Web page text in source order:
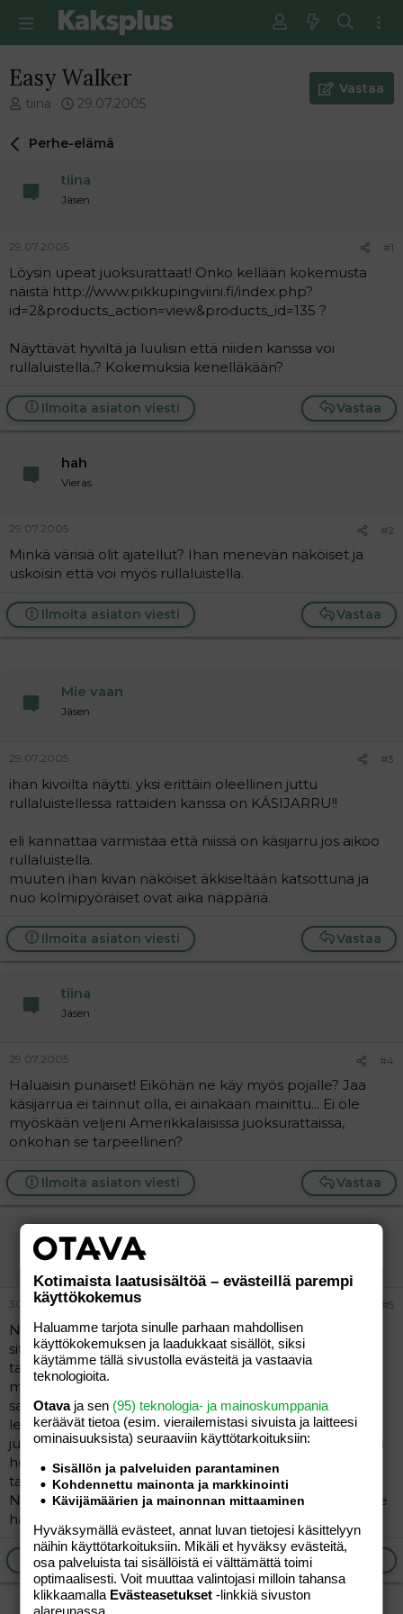
Easy Walker
V
e
i
t
u
n
a
o
i
t
t
a
j
tiina
E
s
m
ä
n
v
i
s
t
i
29.07.2005
Vastaa
Perhe-elämä
tiina
Jäsen
29.07.2005 #1
Löysin upeat juoksurattaat! Onko kellään kokemusta
näistä http://www.pikkupingviini.fi/index.php?
id=2&products_action=view&products_id=135 ?
Näyttävät hyviltä ja luulisin että niiden kanssa voi
rullaluistella..? Kokemuksia kenelläkään?
Vastaa
Ilmoita asiaton viesti
hah
Vieras
29.07.2005 #2
Minkä värisiä olit ajatellut? Ihan menevän näköiset ja
uskoisin että voi myös rullaluistella.
Vastaa
Ilmoita asiaton viesti
Mie vaan
Jäsen
29.07.2005 #3
ihan kivoilta näytti. yksi erittäin oleellinen juttu
rullaluistellessa rattaiden kanssa on KÄSIJARRU!!
eli kannattaa varmistaa että niissä on käsijarru jos aikoo
rullaluistella.
muuten ihan kivan näköiset äkkiseltään katsottuna ja
nuo kolmipyöräiset ovat aika näppäriä.
Vastaa
Ilmoita asiaton viesti
tiina
Jäsen
29.07.2005 #4
Haluaisin punaiset! Eiköhän ne käy myös pojalle? Jaa
käsijarrua ei tainnut olla, ei ainakaan mainittu... Ei ole
myöskään veljeni Amerikkalaisissa juoksurattaissa,
onkohan se tarpeellinen?
Vastaa
Ilmoita asiaton viesti
Liinu
Jäsen
30.07.2005 #5
Nuohan ovat ne samat rattaat joita Brio myi pari vuotta
sitten Suomessa. Eivät ne ole juoksurattaat vaan ihan
tavalliset kolmipyörät. Oikeissa juoksurattaissa on ilman
muuta käsijarru, joka on oltava erityisesti rullaillessa
samoin kuin rannehihna. Lisäksi noiden pyörien välinen
leveys on liian kapea ja pyörät väärässä asennossa
juoksu- tai rullailurattaiksi. Tuollaiset saa kaatumaan tosi
helposti urissa tai käännöksissä. Saattavat sopia
tavalliseen kävelyyn kadulla siinä kuin muutkin rattaat.
Noissa taisi vaan selkänojan säätö olla aika onneton. Itse
hankin "oikeat" juoksurattaat aikanaan Lontoosta.
Ilmoita asiaton viesti
Kotimaista laatusisältöä – evästeillä parempi
käyttökokemus
Haluamme tarjota sinulle parhaan mahdollisen
käyttökokemuksen ja laadukkaat sisällöt, siksi
käytämme tällä sivustolla evästeitä ja vastaavia
teknologioita.
Otavaja sen (95) teknologia- ja mainoskumppania
keräävät tietoa (esim. vierailemis­tasi sivuista ja laitteesi
ominaisuuk­sista) seuraaviin käyttötarkoituksiin:
Sisällön ja palveluiden parantaminen
Kohdennettu mainonta ja markkinointi
Kävijämäärien ja mainonnan mittaaminen
Hyväksymällä evästeet, annat luvan tietojesi käsittelyyn
näihin käyttötarkoituksiin. Mikäli et hyväksy evästeitä,
osa palveluista tai sisällöistä ei välttämättä toimi
optimaalisesti. Voit muuttaa valintojasi milloin tahansa
klikkaamalla Evästeasetukset -linkkiä sivuston
alareunassa.